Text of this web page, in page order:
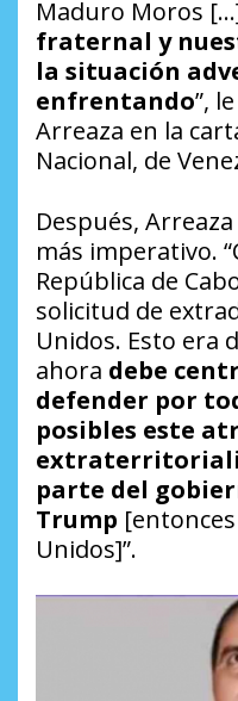
Maduro Moros
fraternal y
la situación
enfrentando”,
Arreaza en la
Nacional, de
Después,
más imperativo.
República de
solicitud de
Unidos. Esto era
ahora debe
defender por
posibles este
parte del
Trump
Unidos]”.